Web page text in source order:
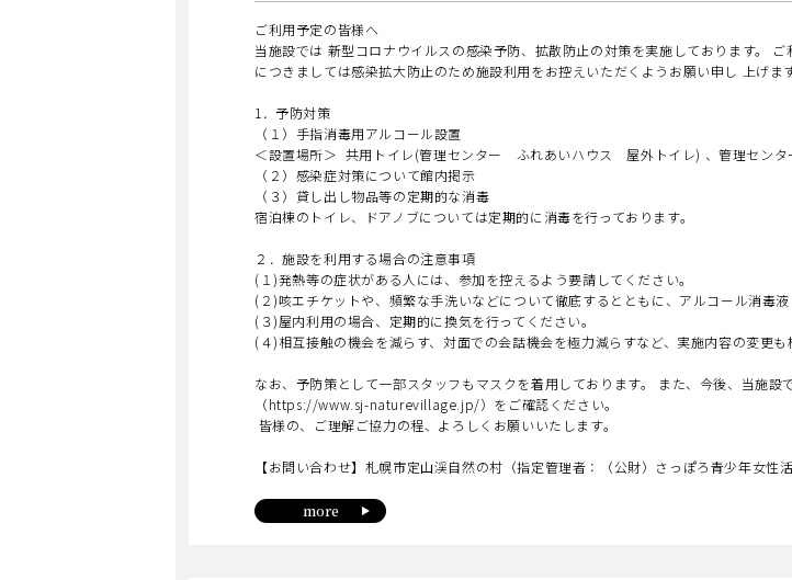
ご利用予定の皆様へ
当施設では 新型コロナウイルスの感染予防、拡散防止の対策を実施しております。
につきましては感染拡大防止のため施設利用をお控えいただくようお願い申し 上げます
1．予防対策
（１）手指消毒用アルコール設置
＜設置場所＞ 共用トイレ(管理センター ふれあいハウス 屋外トイレ) 、管理センタ
（２）感染症対策について館内掲示
（３）貸し出し物品等の定期的な消毒
宿泊棟のトイレ、ドアノブについては定期的に消毒を行っております。
２．施設を利用する場合の注意事項
(１)発熱等の症状がある人には、参加を控えるよう要請してください。
(２)咳エチケットや、頻繁な手洗いなどについて徹底するとともに、アルコール消毒
(３)屋内利用の場合、定期的に換気を行ってください。
(４)相互接触の機会を減らす、対面での会話機会を極力減らすなど、実施内容の変更も
なお、予防策として一部スタッフもマスクを着用しております。 また、今後、当施
（https://www.sj-naturevillage.jp/）をご確認ください。
皆様の、ご理解ご協力の程、よろしくお願いいたします。
【お問い合わせ】札幌市定山渓自然の村（指定管理者：（公財）さっぽろ青少年女性
more